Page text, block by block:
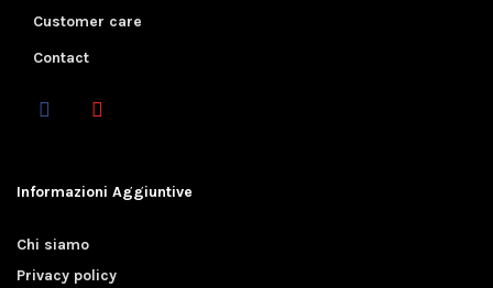
Customer care
Contact
Informazioni Aggiuntive
Chi siamo
Privacy policy